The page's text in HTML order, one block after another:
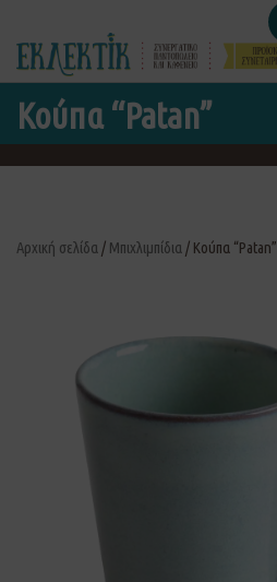
Κούπα “Patan”
Αρχική σελίδα / Μπιχλιμπίδια / Κούπα “Patan”